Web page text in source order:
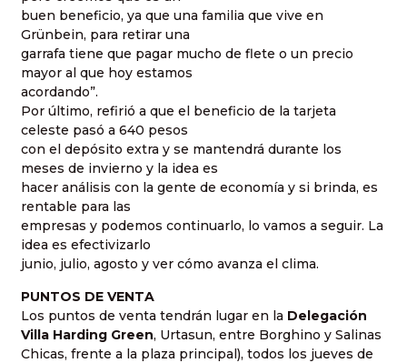
buen beneficio, ya que una familia que vive en
Grünbein, para retirar una
garrafa tiene que pagar mucho de flete o un precio
mayor al que hoy estamos
acordando”.
Por último, refirió a que el beneficio de la tarjeta
celeste pasó a 640 pesos
con el depósito extra y se mantendrá durante los
meses de invierno y la idea es
hacer análisis con la gente de economía y si brinda, es
rentable para las
empresas y podemos continuarlo, lo vamos a seguir. La
idea es efectivizarlo
junio, julio, agosto y ver cómo avanza el clima.
PUNTOS DE VENTA
Los puntos de venta tendrán lugar en la Delegación
Villa Harding Green, Urtasun, entre Borghino y Salinas
Chicas, frente a la plaza principal), todos los jueves de